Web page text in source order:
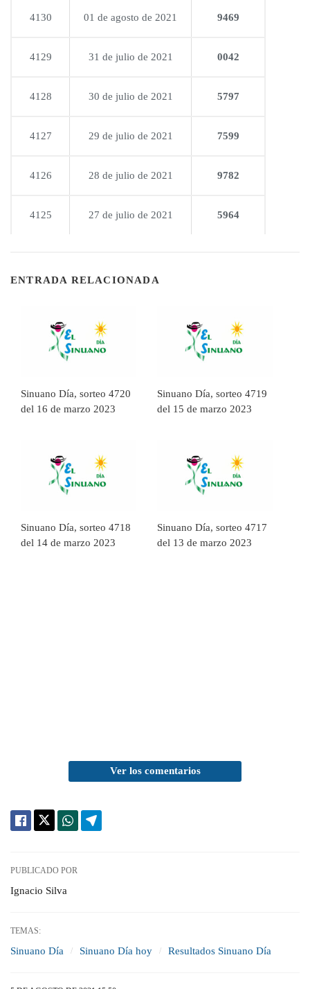
4130 01 de agosto de 2021 9469
4129 31 de julio de 2021 0042
4128 30 de julio de 2021 5797
4127 29 de julio de 2021 7599
4126 28 de julio de 2021 9782
4125 27 de julio de 2021 5964
ENTRADA RELACIONADA
Sinuano Día, sorteo 4720
del 16 de marzo 2023
Sinuano Día, sorteo 4719
del 15 de marzo 2023
Sinuano Día, sorteo 4718
del 14 de marzo 2023
Sinuano Día, sorteo 4717
del 13 de marzo 2023
Ver los comentarios
PUBLICADO POR
Ignacio Silva
TEMAS:
Sinuano Día Sinuano Día hoy Resultados Sinuano Día